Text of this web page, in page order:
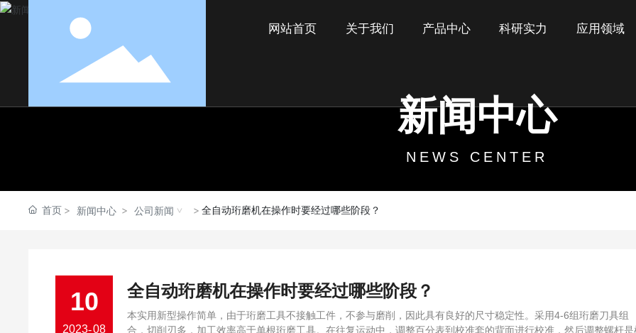
网站首页 关于我们 产品中心 科研实力 应用领域
新闻中心
NEWS CENTER
首页 新闻中心 公司新闻 全自动珩磨机在操作时要经过哪些阶段？
10
2023-08
全自动珩磨机在操作时要经过哪些阶段？
本实用新型操作简单，由于珩磨工具不接触工件，不参与磨削，因此具有良好的尺寸稳定性。采用4-6组珩磨刀具组
合，切削刃多，加工效率高于单根珩磨工具。在往复运动中，调整百分表到校准套的背面进行校准，然后调整螺杆是